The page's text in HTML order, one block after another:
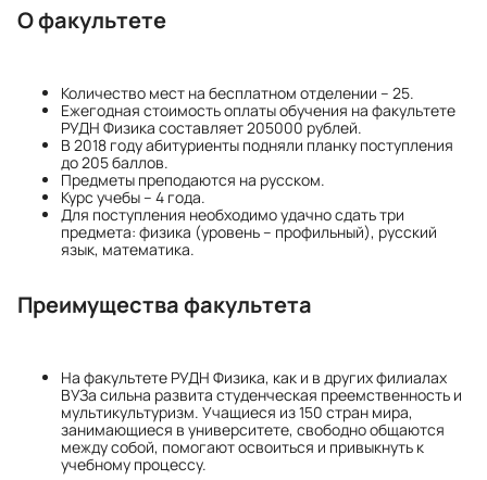
О факультете
Количество мест на бесплатном отделении – 25.
Ежегодная стоимость оплаты обучения на факультете
РУДН Физика составляет 205000 рублей.
В 2018 году абитуриенты подняли планку поступления
до 205 баллов.
Предметы преподаются на русском.
Курс учебы – 4 года.
Для поступления необходимо удачно сдать три
предмета: физика (уровень – профильный), русский
язык, математика.
Преимущества факультета
На факультете РУДН Физика, как и в других филиалах
ВУЗа сильна развита студенческая преемственность и
мультикультуризм. Учащиеся из 150 стран мира,
занимающиеся в университете, свободно общаются
между собой, помогают освоиться и привыкнуть к
учебному процессу.